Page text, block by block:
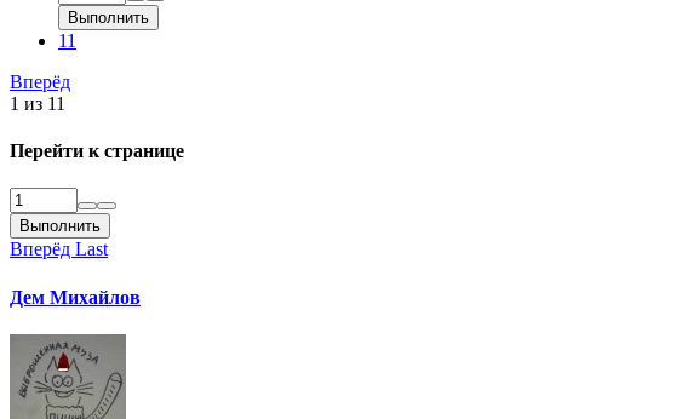
Выполнить
11
Вперёд
1 из 11
Перейти к странице
Выполнить
Вперёд Last
Дем Михайлов